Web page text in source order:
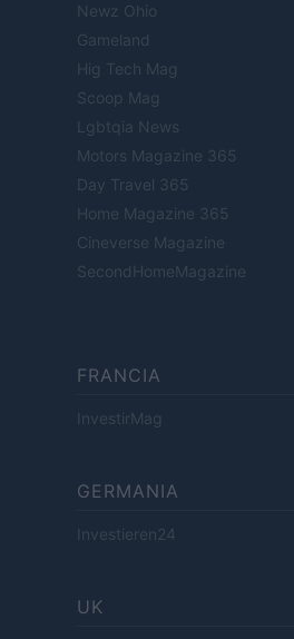
Newz Ohio
Gameland
Hig Tech Mag
Scoop Mag
Lgbtqia News
Motors Magazine 365
Day Travel 365
Home Magazine 365
Cineverse Magazine
SecondHomeMagazine
FRANCIA
InvestirMag
GERMANIA
Investieren24
UK